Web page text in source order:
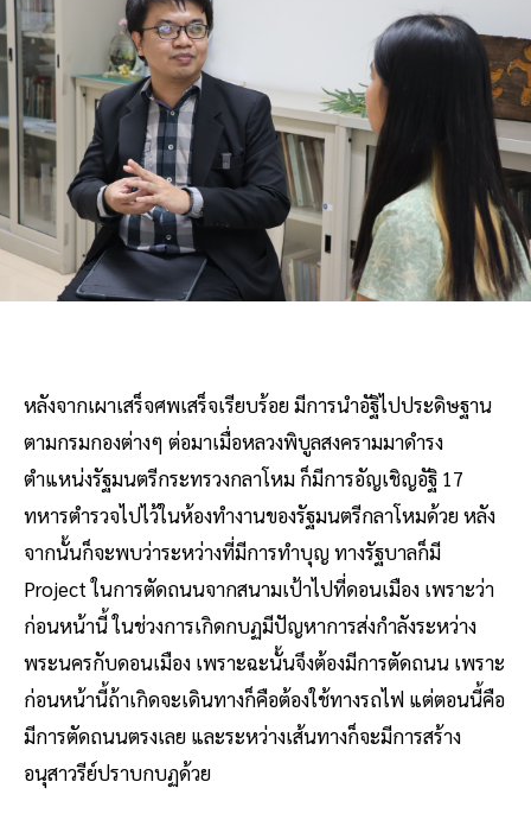
หลังจากเผาเสร็จศพเสร็จเรียบร้อย มีการนำอัฐิไปประดิษฐาน
ตามกรมกองต่างๆ ต่อมาเมื่อหลวงพิบูลสงครามมาดำรง
ตำแหน่งรัฐมนตรีกระทรวงกลาโหม ก็มีการอัญเชิญอัฐิ 17
ทหารตำรวจไปไว้ในห้องทำงานของรัฐมนตรีกลาโหมด้วย หลัง
จากนั้นก็จะพบว่าระหว่างที่มีการทำบุญ ทางรัฐบาลก็มี
Project ในการตัดถนนจากสนามเป้าไปที่ดอนเมือง เพราะว่า
ก่อนหน้านี้ ในช่วงการเกิดกบฏมีปัญหาการส่งกำลังระหว่าง
พระนครกับดอนเมือง เพราะฉะนั้นจึงต้องมีการตัดถนน เพราะ
ก่อนหน้านี้ถ้าเกิดจะเดินทางก็คือต้องใช้ทางรถไฟ แต่ตอนนี้คือ
มีการตัดถนนตรงเลย และระหว่างเส้นทางก็จะมีการสร้าง
อนุสาวรีย์ปราบกบฏด้วย